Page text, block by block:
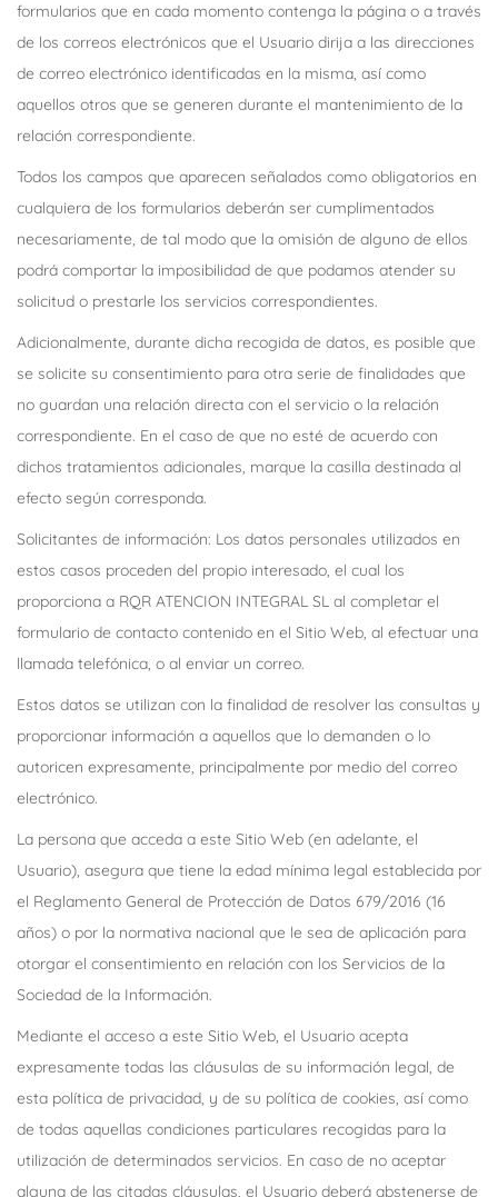
formularios que en cada momento contenga la página o a través
de los correos electrónicos que el Usuario dirija a las direcciones
de correo electrónico identificadas en la misma, así como
aquellos otros que se generen durante el mantenimiento de la
relación correspondiente.
Todos los campos que aparecen señalados como obligatorios en
cualquiera de los formularios deberán ser cumplimentados
necesariamente, de tal modo que la omisión de alguno de ellos
podrá comportar la imposibilidad de que podamos atender su
solicitud o prestarle los servicios correspondientes.
Adicionalmente, durante dicha recogida de datos, es posible que
se solicite su consentimiento para otra serie de finalidades que
no guardan una relación directa con el servicio o la relación
correspondiente. En el caso de que no esté de acuerdo con
dichos tratamientos adicionales, marque la casilla destinada al
efecto según corresponda.
Solicitantes de información: Los datos personales utilizados en
estos casos proceden del propio interesado, el cual los
proporciona a RQR ATENCION INTEGRAL SL al completar el
formulario de contacto contenido en el Sitio Web, al efectuar una
llamada telefónica, o al enviar un correo.
Estos datos se utilizan con la finalidad de resolver las consultas y
proporcionar información a aquellos que lo demanden o lo
autoricen expresamente, principalmente por medio del correo
electrónico.
La persona que acceda a este Sitio Web (en adelante, el
Usuario), asegura que tiene la edad mínima legal establecida por
el Reglamento General de Protección de Datos 679/2016 (16
años) o por la normativa nacional que le sea de aplicación para
otorgar el consentimiento en relación con los Servicios de la
Sociedad de la Información.
Mediante el acceso a este Sitio Web, el Usuario acepta
expresamente todas las cláusulas de su información legal, de
esta política de privacidad, y de su política de cookies, así como
de todas aquellas condiciones particulares recogidas para la
utilización de determinados servicios. En caso de no aceptar
alguna de las citadas cláusulas, el Usuario deberá abstenerse de